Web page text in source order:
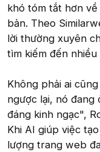
khó tóm tắt hơn
bản. Theo
lời thường xuyên
tìm kiếm đến nhiều
Không phải ai
ngược lại, nó
đáng kinh ngạc",
Khi AI giúp việc
lượng trang web